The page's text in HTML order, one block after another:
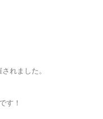
れました。
す！